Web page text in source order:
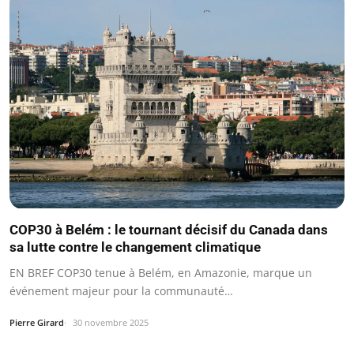
COP30 à Belém : le tournant décisif du Canada dans
sa lutte contre le changement climatique
EN BREF COP30 tenue à Belém, en Amazonie, marque un
événement majeur pour la communauté…
Pierre Girard 30 novembre 2025